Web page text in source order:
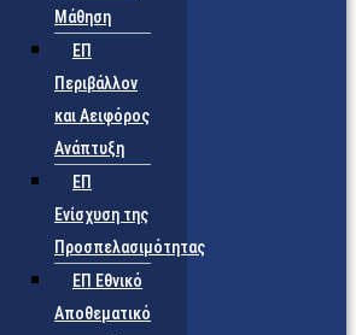
Μάθηση
ΕΠ
Περιβάλλον
και Αειφόρος
Ανάπτυξη
ΕΠ
Ενίσχυση της
Προσπελασιμότητας
ΕΠ Εθνικό
Αποθεματικό